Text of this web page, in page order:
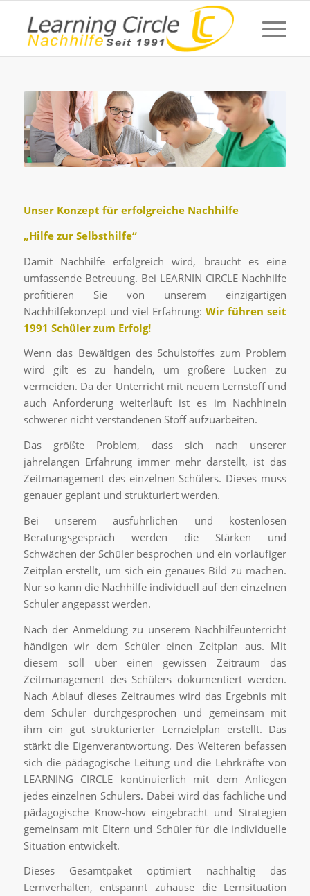
Unser Konzept für erfolgreiche Nachhilfe
„Hilfe zur Selbsthilfe“
Damit Nachhilfe erfolgreich wird, braucht es eine
umfassende Betreuung. Bei LEARNIN CIRCLE Nachhilfe
profitieren Sie von unserem einzigartigen
Nachhilfekonzept und viel Erfahrung:Wir führen seit
1991 Schüler zum Erfolg!
Wenn das Bewältigen des Schulstoffes zum Problem
wird gilt es zu handeln, um größere Lücken zu
vermeiden. Da der Unterricht mit neuem Lernstoff und
auch Anforderung weiterläuft ist es im Nachhinein
schwerer nicht verstandenen Stoff aufzuarbeiten.
Das größte Problem, dass sich nach unserer
jahrelangen Erfahrung immer mehr darstellt, ist das
Zeitmanagement des einzelnen Schülers. Dieses muss
genauer geplant und strukturiert werden.
Bei unserem ausführlichen und kostenlosen
Beratungsgespräch werden die Stärken und
Schwächen der Schüler besprochen und ein vorläufiger
Zeitplan erstellt, um sich ein genaues Bild zu machen.
Nur so kann die Nachhilfe individuell auf den einzelnen
Schüler angepasst werden.
Nach der Anmeldung zu unserem Nachhilfeunterricht
händigen wir dem Schüler einen Zeitplan aus. Mit
diesem soll über einen gewissen Zeitraum das
Zeitmanagement des Schülers dokumentiert werden.
Nach Ablauf dieses Zeitraumes wird das Ergebnis mit
dem Schüler durchgesprochen und gemeinsam mit
ihm ein gut strukturierter Lernzielplan erstellt. Das
stärkt die Eigenverantwortung. Des Weiteren befassen
sich die pädagogische Leitung und die Lehrkräfte von
LEARNING CIRCLE kontinuierlich mit dem Anliegen
jedes einzelnen Schülers. Dabei wird das fachliche und
pädagogische Know-how eingebracht und Strategien
gemeinsam mit Eltern und Schüler für die individuelle
Situation entwickelt.
Dieses Gesamtpaket optimiert nachhaltig das
Lernverhalten, entspannt zuhause die Lernsituation